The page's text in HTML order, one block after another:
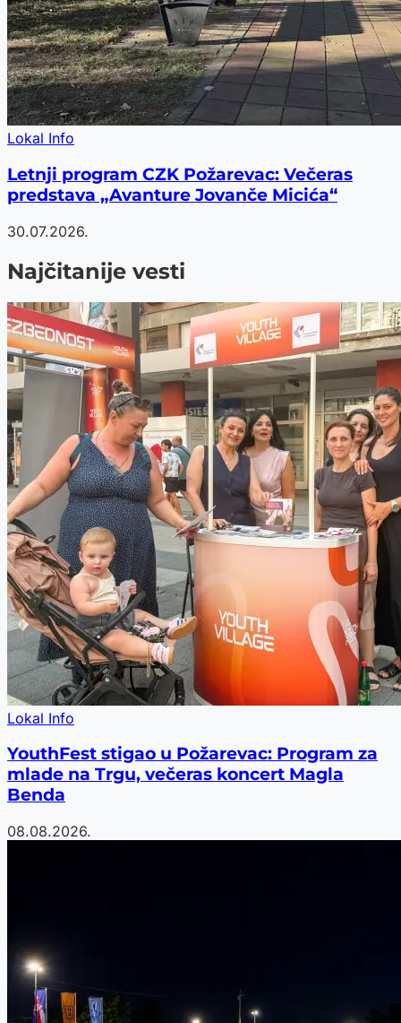
Lokal Info
Letnji program CZK Požarevac: Večeras
predstava „Avanture Jovanče Micića“
30.07.2026.
Najčitanije vesti
Lokal Info
YouthFest stigao u Požarevac: Program za
mlade na Trgu, večeras koncert Magla
Benda
08.08.2026.